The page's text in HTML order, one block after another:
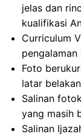
jelas dan
kualifikasi
Curriculum
Foto
latar
Salinan
yang masih
Salinan